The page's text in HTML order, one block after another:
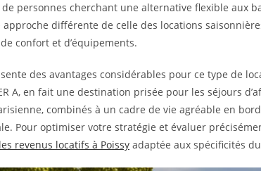
personnes cherchant une alternative flexible aux
différente de celle des locations
confort et d’équipements.
des avantages considérables pour ce type de
A, en fait une destination prisée pour les séjours
combinés à un cadre de vie agréable en
Pour optimiser votre stratégie et évaluer
revenus locatifs à Poissy adaptée aux spécificités